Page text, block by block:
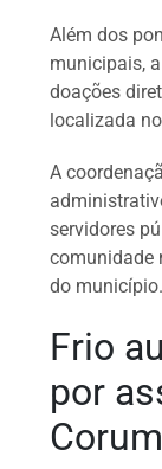
Além dos
municipais,
doações
localizada
A
servidores
comunidade
do município.
Frio
por